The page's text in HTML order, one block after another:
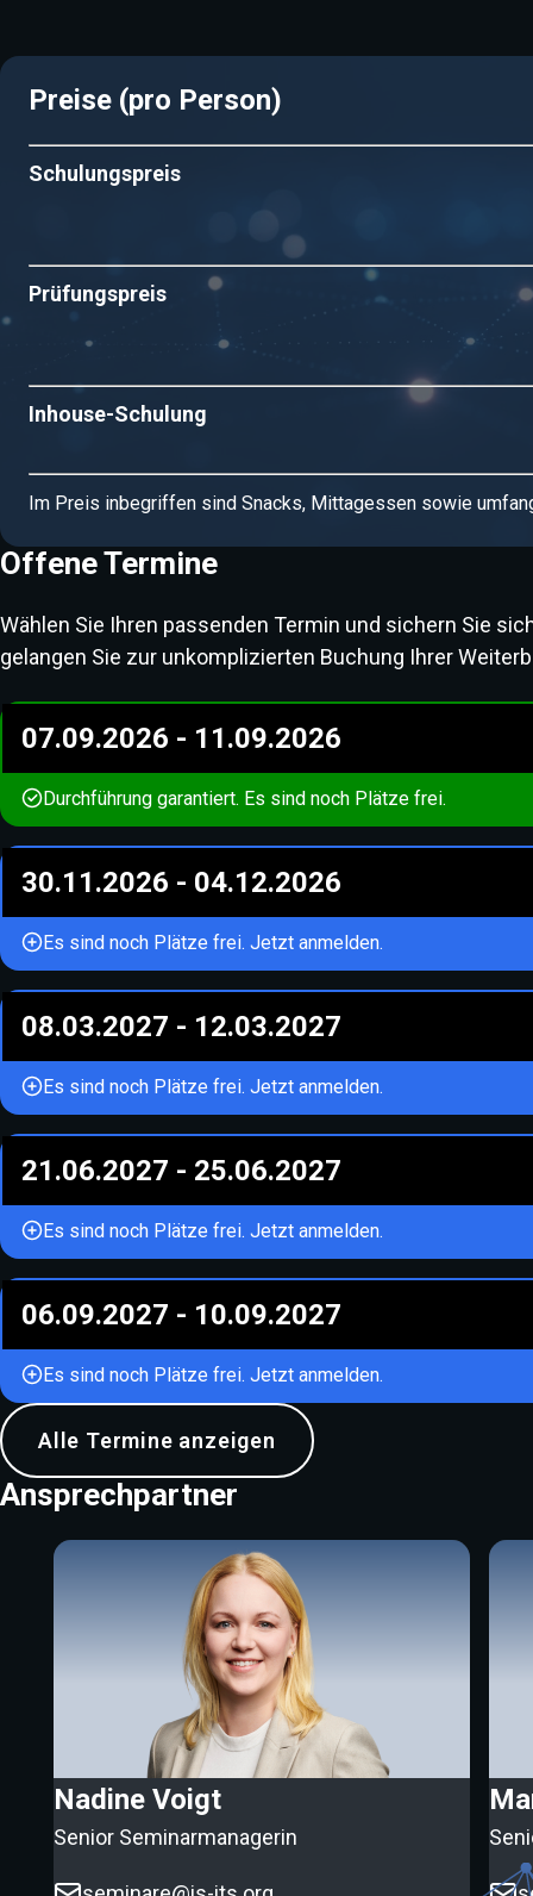
Preise (pro Person)
Schulungspreis
Prüfungspreis
Inhouse-Schulung
Im Preis inbegriffen sind Snacks, Mittagessen sowie
Offene Termine
Wählen Sie Ihren passenden Termin und sichern Sie
gelangen Sie zur unkomplizierten Buchung Ihrer
07.09.2026 - 11.09.2026
Durchführung garantiert. Es sind noch Plätze frei.
30.11.2026 - 04.12.2026
Es sind noch Plätze frei. Jetzt anmelden.
08.03.2027 - 12.03.2027
Es sind noch Plätze frei. Jetzt anmelden.
21.06.2027 - 25.06.2027
Es sind noch Plätze frei. Jetzt anmelden.
06.09.2027 - 10.09.2027
Es sind noch Plätze frei. Jetzt anmelden.
Alle Termine anzeigen
Ansprechpartner
Nadine Voigt
Senior Seminarmanagerin